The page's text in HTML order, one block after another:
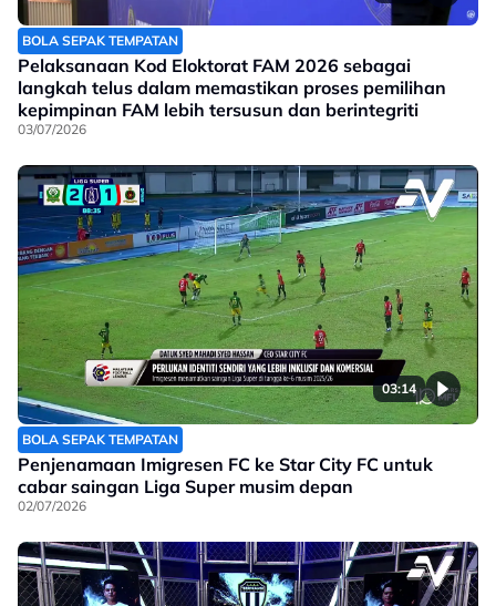
BOLA SEPAK TEMPATAN
Pelaksanaan Kod Eloktorat FAM 2026 sebagai
langkah telus dalam memastikan proses pemilihan
kepimpinan FAM lebih tersusun dan berintegriti
03/07/2026
03:14
BOLA SEPAK TEMPATAN
Penjenamaan Imigresen FC ke Star City FC untuk
cabar saingan Liga Super musim depan
02/07/2026